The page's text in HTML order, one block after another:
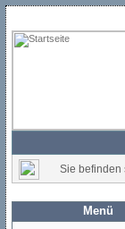
Sie
Menü